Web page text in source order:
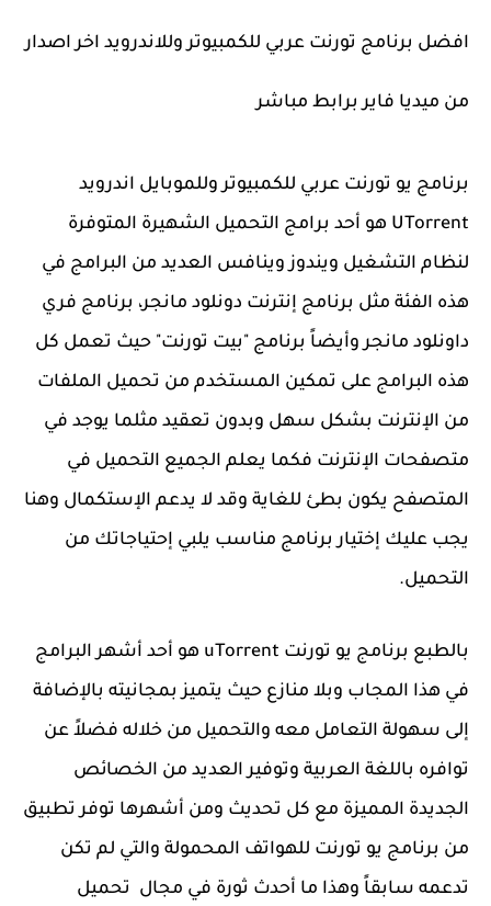
افضل برنامج تورنت عربي للكمبيوتر وللاندرويد اخر اصدار
من ميديا فاير برابط مباشر
برنامج يو تورنت عربي للكمبيوتر وللموبايل اندرويد
UTorrent هو أحد برامج التحميل الشهيرة المتوفرة
لنظام التشغيل ويندوز وينافس العديد من البرامج في
هذه الفئة مثل برنامج إنترنت دونلود مانجر، برنامج فري
داونلود مانجر وأيضاً برنامج "بيت تورنت" حيث تعمل كل
هذه البرامج على تمكين المستخدم من تحميل الملفات
من الإنترنت بشكل سهل وبدون تعقيد مثلما يوجد في
متصفحات الإنترنت فكما يعلم الجميع التحميل في
المتصفح يكون بطئ للغاية وقد لا يدعم الإستكمال وهنا
يجب عليك إختيار برنامج مناسب يلبي إحتياجاتك من
التحميل.
بالطبع برنامج يو تورنت uTorrent هو أحد أشهر البرامج
في هذا المجاب وبلا منازع حيث يتميز بمجانيته بالإضافة
إلى سهولة التعامل معه والتحميل من خلاله فضلاً عن
توافره باللغة العربية وتوفير العديد من الخصائص
الجديدة المميزة مع كل تحديث ومن أشهرها توفر تطبيق
من برنامج يو تورنت للهواتف المحمولة والتي لم تكن
تدعمه سابقاً وهذا ما أحدث ثورة في مجال تحميل